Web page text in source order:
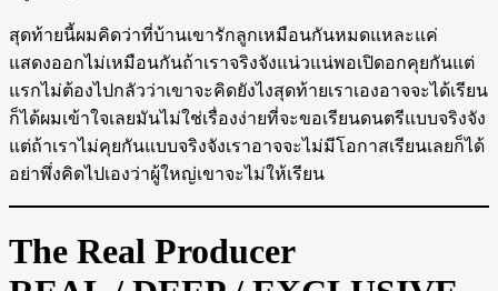
สุดท้ายนี้ผมคิดว่าที่บ้านเขารักลูกเหมือนกันหมดแหละแค่
แสดงออกไม่เหมือนกันถ้าเราจริงจังแน่วแน่พอเปิดอกคุยกันแต่
แรกไม่ต้องไปกลัวว่าเขาจะคิดยังไงสุดท้ายเราเองอาจจะได้เรียน
ก็ได้ผมเข้าใจเลยมันไม่ใช่เรื่องง่ายที่จะขอเรียนดนตรีแบบจริงจัง
แต่ถ้าเราไม่คุยกันแบบจริงจังเราอาจจะไม่มีโอกาสเรียนเลยก็ได้
อย่าพึ่งคิดไปเองว่าผู้ใหญ่เขาจะไม่ให้เรียน
The Real Producer